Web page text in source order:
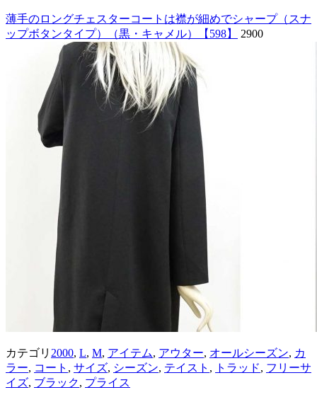
薄手のロングチェスターコートは襟が細めでシャープ（スナ
ップボタンタイプ）（黒・キャメル）【598】
2900
カテゴリ 2000, L, M, アイテム, アウター, オールシーズン, カ
ラー, コート , サイズ, シーズン, テイスト , トラッド, フリーサ
イズ, ブラック, プライス